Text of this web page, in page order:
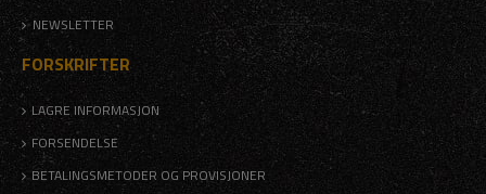
NEWSLETTER
FORSKRIFTER
LAGRE INFORMASJON
FORSENDELSE
BETALINGSMETODER OG PROVISJONER